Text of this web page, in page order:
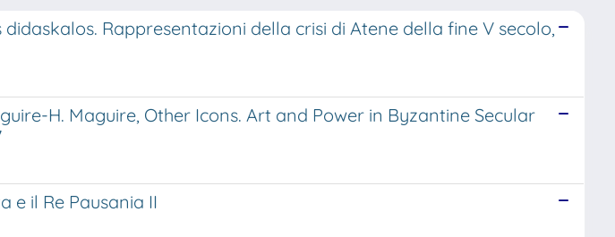
didaskalos. Rappresentazioni della crisi di Atene della fine V secolo,
H. Maguire, Other Icons. Art and Power in Byzantine Secular
e il Re Pausania II